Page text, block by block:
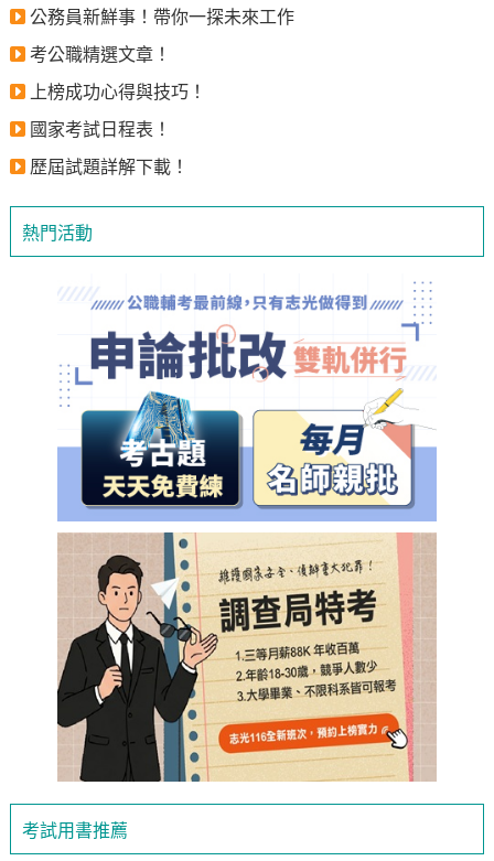
公務員新鮮事！帶你一探未來工作
考公職精選文章！
上榜成功心得與技巧！
國家考試日程表！
歷屆試題詳解下載！
熱門活動
考試用書推薦